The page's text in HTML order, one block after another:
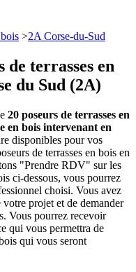
>2A Corse-du-Sud
de terrasses en
du Sud (2A)
20 poseurs de terrasses en
en bois intervenant en
disponibles pour vos
de terrasses en bois en
"Prendre RDV" sur les
ci-dessous, vous pourrez
choisi. Vous avez
projet et de demander
Vous pourrez recevoir
qui vous permettra de
qui vous seront